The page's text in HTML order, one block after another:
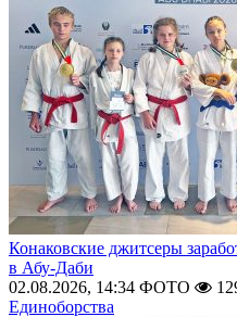
Конаковские джитсеры
в Абу-Даби
02.08.2026, 14:34 ФОТО
Единоборства